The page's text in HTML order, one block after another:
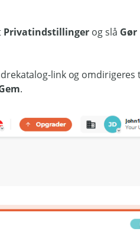
Privatindstillinger og slå Gør
link og omdirigeres
.